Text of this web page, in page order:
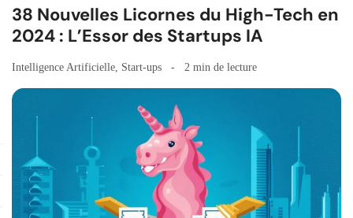
38 Nouvelles Licornes du High-Tech en
2024 : L’Essor des Startups IA
Intelligence Artificielle, Start-ups 2 min de lecture